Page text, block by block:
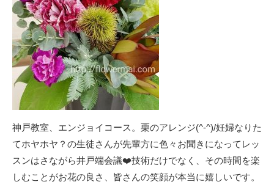
神戸教室、エンジョイコース。栗のアレンジ(^-^)/妊婦なりた
てホヤホヤ？の生徒さんが先輩方に色々お聞きになってレッ
スンはさながら井戸端会議❤️技術だけでなく、その時間を楽
しむことがお花の良さ、皆さんの笑顔が本当に嬉しいです。